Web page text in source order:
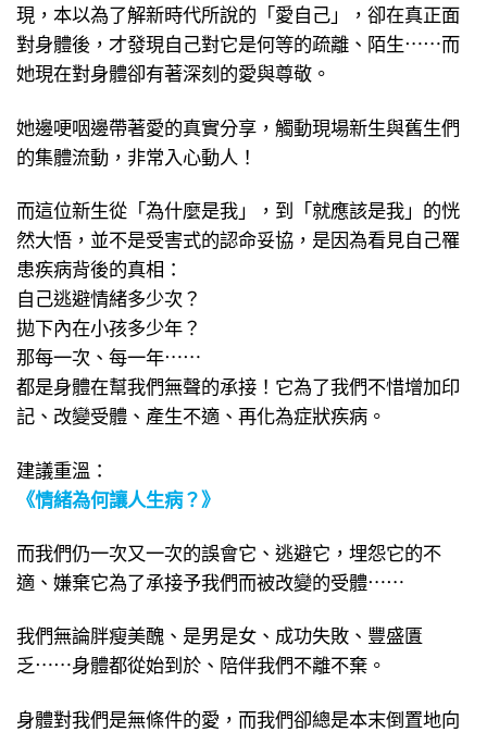
現，本以為了解新時代所說的「愛自己」，卻在真正面
對身體後，才發現自己對它是何等的疏離、陌生⋯⋯而
她現在對身體卻有著深刻的愛與尊敬。
她邊哽咽邊帶著愛的真實分享，觸動現場新生與舊生們
的集體流動，非常入心動人！
而這位新生從「為什麼是我」，到「就應該是我」的恍
然大悟，並不是受害式的認命妥協，是因為看見自己罹
患疾病背後的真相：
自己逃避情緒多少次？
拋下內在小孩多少年？
那每一次、每一年⋯⋯
都是身體在幫我們無聲的承接！它為了我們不惜增加印
記、改變受體、產生不適、再化為症狀疾病。
建議重溫：
《情緒為何讓人生病？》
而我們仍一次又一次的誤會它、逃避它，埋怨它的不
適、嫌棄它為了承接予我們而被改變的受體⋯⋯
我們無論胖瘦美醜、是男是女、成功失敗、豐盛匱
乏⋯⋯身體都從始到於、陪伴我們不離不棄。
身體對我們是無條件的愛，而我們卻總是本末倒置地向